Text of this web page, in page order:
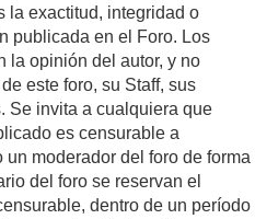
la exactitud, integridad o
publicada en el Foro. Los
la opinión del autor, y no
este foro, su Staff, sus
Se invita a cualquiera que
es censurable a
moderador del foro de forma
del foro se reservan el
dentro de un período